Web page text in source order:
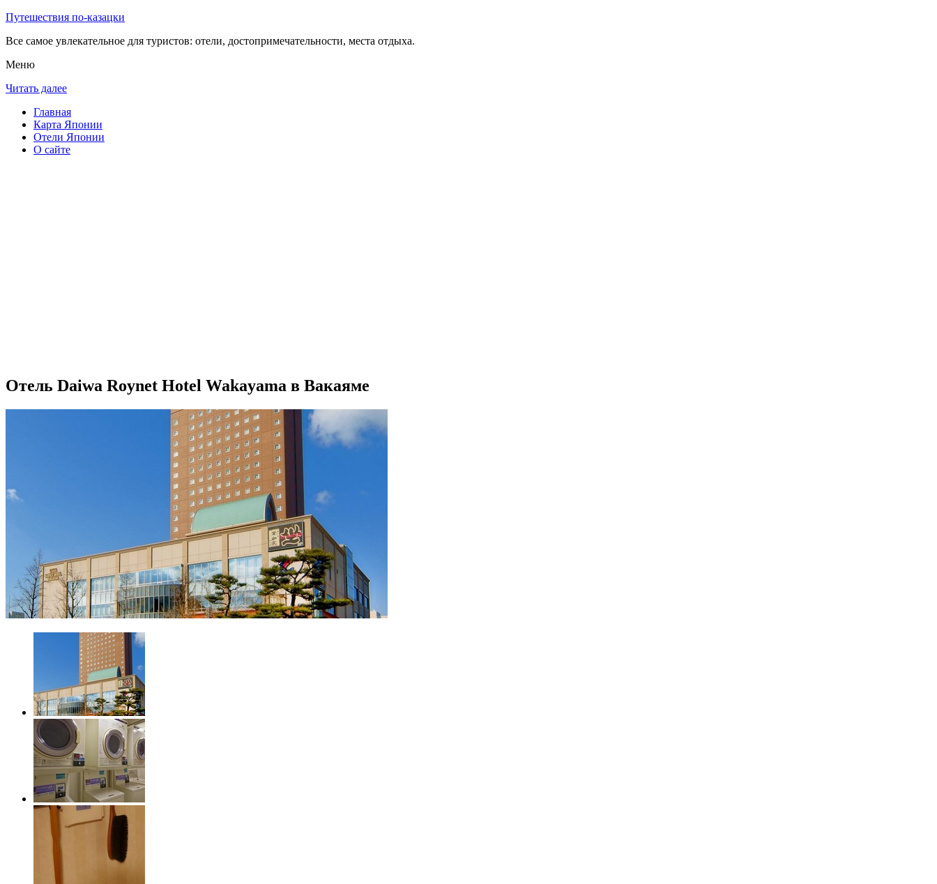
Путешествия по-казацки
Все самое увлекательное для туристов: отели, достопримечательности, места отдыха.
Меню
Читать далее
Главная
Карта Японии
Отели Японии
О сайте
Отель Daiwa Roynet Hotel Wakayama в Вакаяме